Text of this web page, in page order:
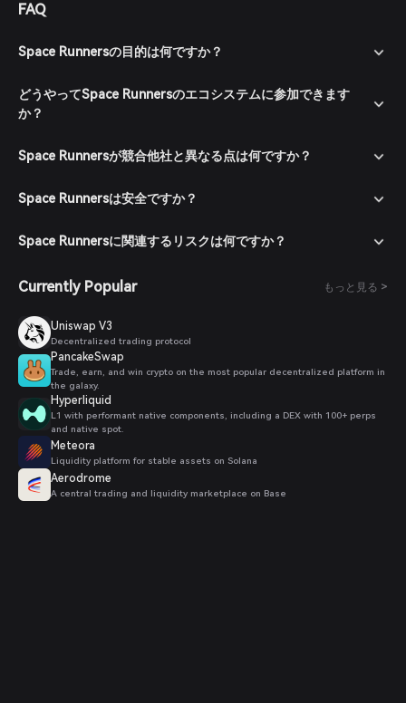
FAQ
Space Runnersの目的は何ですか？
どうやってSpace Runnersのエコシステムに参加できます
か？
Space Runnersが競合他社と異なる点は何ですか？
Space Runnersは安全ですか？
Space Runnersに関連するリスクは何ですか？
Currently Popular もっと見る >
Uniswap V3
Decentralized trading protocol
PancakeSwap
Trade, earn, and win crypto on the most popular decentralized platform in
the galaxy.
Hyperliquid
L1 with performant native components, including a DEX with 100+ perps
and native spot.
Meteora
Liquidity platform for stable assets on Solana
Aerodrome
A central trading and liquidity marketplace on Base